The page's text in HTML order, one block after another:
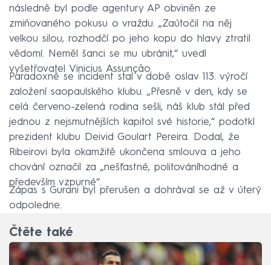
následně byl podle agentury AP obviněn ze
zmiňovaného pokusu o vraždu. „Zaútočil na něj
velkou silou, rozhodčí po jeho kopu do hlavy ztratil
vědomí. Neměl šanci se mu ubránit,“ uvedl
vyšetřovatel Vinicius Assunção.
Paradoxně se incident stal v době oslav 113. výročí
založení saopaulského klubu. „Přesně v den, kdy se
celá červeno-zelená rodina sešli, náš klub stál před
jednou z nejsmutnějších kapitol své historie,“ podotkl
prezident klubu Deivid Goulart Pereira. Dodal, že
Ribeirovi byla okamžitě ukončena smlouva a jeho
chování označil za „nešťastné, politováníhodné a
především vzpurné“.
Zápas s Gurani byl přerušen a dohrával se až v úterý
odpoledne.
Čtěte také